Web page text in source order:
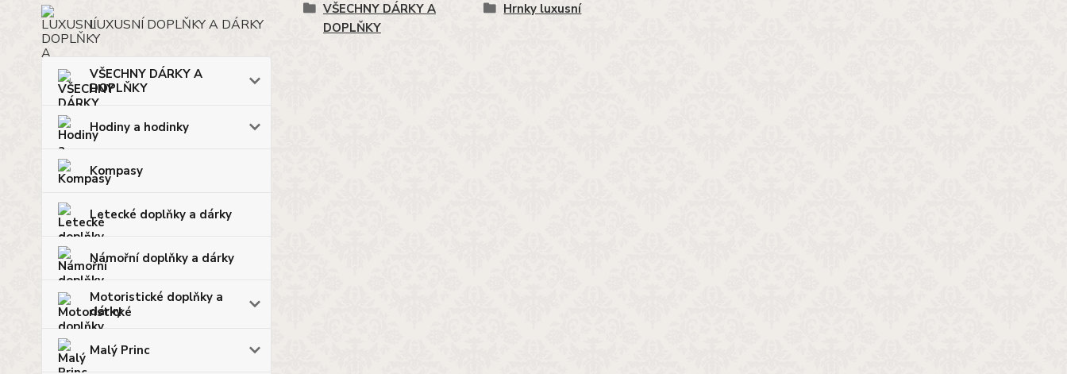
LUXUSNÍ DOPLŇKY A DÁRKY
VŠECHNY DÁRKY A
DOPLŇKY
Hodiny a hodinky
Kompasy
Letecké doplňky a dárky
Námořní doplňky a dárky
Motoristické doplňky a
dárky
Malý Princ
VŠECHNY DÁRKY A
DOPLŇKY
Hrnky luxusní